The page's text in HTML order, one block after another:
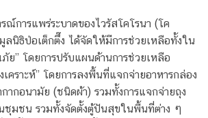
ณ์การแพร่ระบาดของไวรัสโคโรนา (โค
นิธิป่อเต็กตึ๊ง ได้จัดให้มีการช่วยเหลือทั้งใน
ภัย” โดยการปรับแผนด้านการช่วยเหลือ
คราะห์” โดยการลงพื้นที่แจกจ่ายอาหารกล่อง
ากอนามัย (ชนิดผ้า) รวมทั้งการแจกจ่ายถุง
ชุมชน รวมทั้งจัดตั้งตู้ปันสุขในพื้นที่ต่าง ๆ